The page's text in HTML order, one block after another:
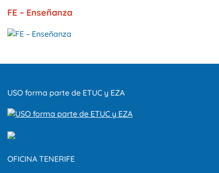
FE – Enseñanza
USO forma parte de ETUC y EZA
OFICINA TENERIFE